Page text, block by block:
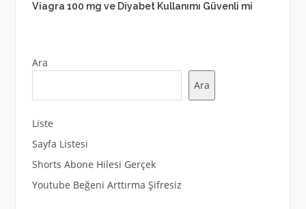
Viagra 100 mg ve Diyabet Kullanımı Güvenli mi
Ara
Ara
Liste
Sayfa Listesi
Shorts Abone Hilesi Gerçek
Youtube Beğeni Arttırma Şifresiz